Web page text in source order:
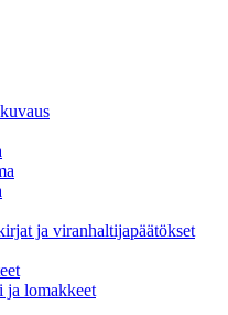
ja viranhaltijapäätökset
ja lomakkeet